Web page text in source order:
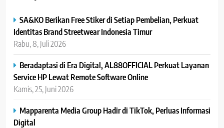
SA&KO Berikan Free Stiker di Setiap Pembelian, Perkuat
Identitas Brand Streetwear Indonesia Timur
Rabu, 8, Juli 2026
Beradaptasi di Era Digital, AL88OFFICIAL Perkuat Layanan
Service HP Lewat Remote Software Online
Kamis, 25, Juni 2026
Mapparenta Media Group Hadir di TikTok, Perluas Informasi
Digital